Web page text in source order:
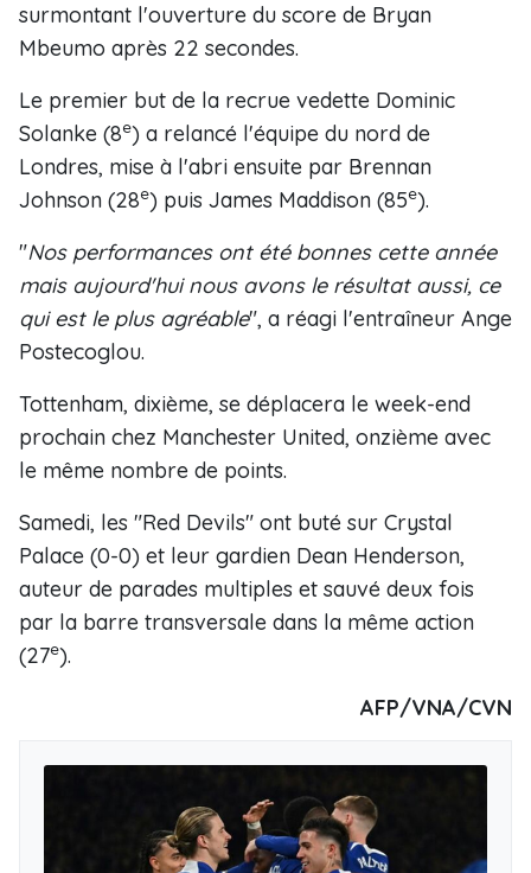
surmontant l'ouverture du score de Bryan
Mbeumo après 22 secondes.
Le premier but de la recrue vedette Dominic
Solanke (8e) a relancé l'équipe du nord de
Londres, mise à l'abri ensuite par Brennan
Johnson (28e) puis James Maddison (85e).
"Nos performances ont été bonnes cette année
mais aujourd'hui nous avons le résultat aussi, ce
qui est le plus agréable", a réagi l'entraîneur Ange
Postecoglou.
Tottenham, dixième, se déplacera le week-end
prochain chez Manchester United, onzième avec
le même nombre de points.
Samedi, les "Red Devils" ont buté sur Crystal
Palace (0-0) et leur gardien Dean Henderson,
auteur de parades multiples et sauvé deux fois
par la barre transversale dans la même action
(27e).
AFP/VNA/CVN